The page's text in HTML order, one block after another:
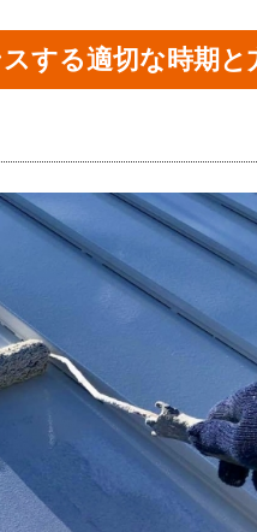
する適切な時期と